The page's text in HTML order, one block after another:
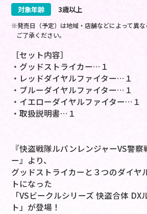
対象年齢
3歳以上
※発売日（予定）は地域・店舗などによって異
ご了承ください。
［セット内容］
・グッドストライカー…１
・レッドダイヤルファイター…１
・ブルーダイヤルファイター…１
・イエローダイヤルファイター…１
・取扱説明書…１
『快盗戦隊ルパンレンジャーVS警
ー』より、
グッドストライカーと３つのダイヤ
トになった
「VSビークルシリーズ 快盗合体
ト」が登場！